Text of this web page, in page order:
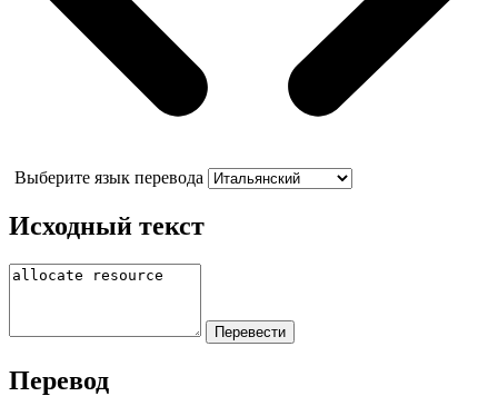
Выберите язык перевода
Исходный текст
Перевод